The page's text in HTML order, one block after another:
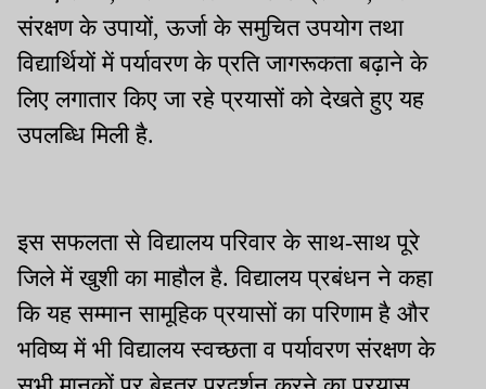
संरक्षण के उपायों, ऊर्जा के समुचित उपयोग तथा
विद्यार्थियों में पर्यावरण के प्रति जागरूकता बढ़ाने के
लिए लगातार किए जा रहे प्रयासों को देखते हुए यह
उपलब्धि मिली है.
इस सफलता से विद्यालय परिवार के साथ-साथ पूरे
जिले में खुशी का माहौल है. विद्यालय प्रबंधन ने कहा
कि यह सम्मान सामूहिक प्रयासों का परिणाम है और
भविष्य में भी विद्यालय स्वच्छता व पर्यावरण संरक्षण के